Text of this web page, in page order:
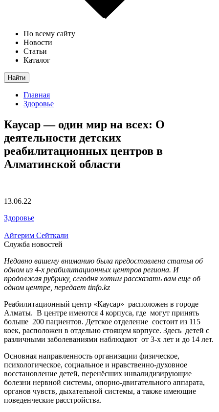
По всему сайту
Новости
Статьи
Каталог
Найти
Главная
Здоровье
Каусар — один мир на всех: О
деятельности детских
реабилитационных центров в
Алматинской области
13.06.22
Здоровье
Айгерим Сейткали
Служба новостей
Недавно вашему вниманию была предоставлена статья об
одном из 4-х реабилитационных центров региона. И
продолжая рубрику, сегодня хотим рассказать вам еще об
одном центре, передает tinfo.kz
Реабилитационный центр «Каусар» расположен в городе
Алматы. В центре имеются 4 корпуса, где могут принять
больше 200 пациентов. Детское отделение состоит из 115
коек, расположен в отдельно стоящем корпусе. Здесь детей с
различными заболеваниями наблюдают от 3-х лет и до 14 лет.
Основная направленность организации физическое,
психологическое, социальное и нравственно-духовное
восстановление детей, перенёсших инвалидизирующие
болезни нервной системы, опорно-двигательного аппарата,
органов чувств, дыхательной системы, а также имеющие
поведенческие расстройства.